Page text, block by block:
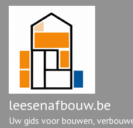
Ga
enter)
leesenafbouw.be
Uw gids voor bouwen,